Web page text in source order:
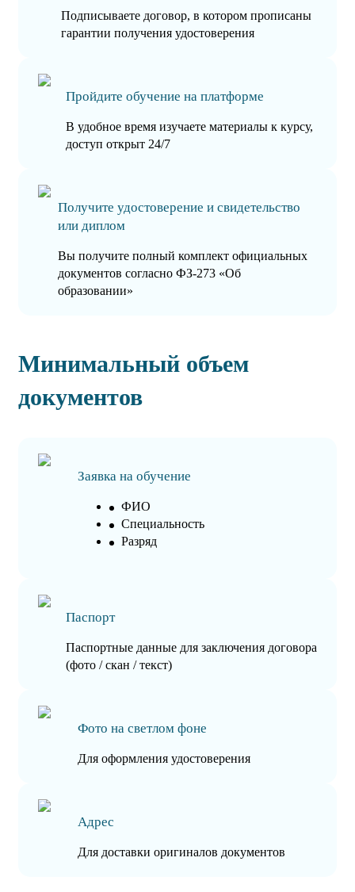
Подписываете договор, в котором прописаны
гарантии получения удостоверения
Пройдите обучение на платформе
В удобное время изучаете материалы к курсу,
доступ открыт 24/7
Получите удостоверение и свидетельство
или диплом
Вы получите полный комплект официальных
документов согласно ФЗ-273 «Об
образовании»
Минимальный объем
документов
Заявка на обучение
ФИО
Специальность
Разряд
Паспорт
Паспортные данные для заключения договора
(фото / скан / текст)
Фото на светлом фоне
Для оформления удостоверения
Адрес
Для доставки оригиналов документов